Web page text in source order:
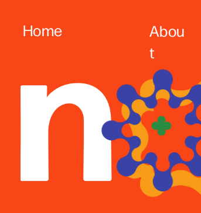
Home
Abou
t